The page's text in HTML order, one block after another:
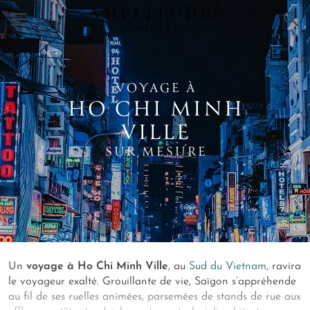
×
VOYAGE À
HO CHI MINH
VILLE
SUR MESURE
Un voyage à Ho Chi Minh Ville, au Sud du Vietnam, ravira
le voyageur exalté. Grouillante de vie, Saïgon s’appréhende
au fil de ses ruelles animées, parsemées de stands de rue aux